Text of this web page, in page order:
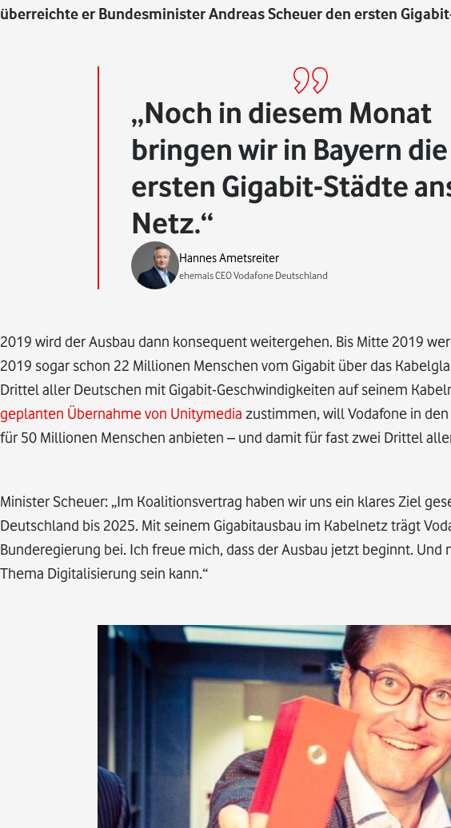
überreichte er Bundesminister Andreas Scheuer den ersten
Noch in diesem Monat
bringen wir in Bayern die
ersten Gigabit-Städte
Netz.
Hannes Ametsreiter
ehemals CEO Vodafone Deutschland
2019 wird der Ausbau dann konsequent weitergehen. Bis Mitte 2019
2019 sogar schon 22 Millionen Menschen vom Gigabit über das
Drittel aller Deutschen mit Gigabit-Geschwindigkeiten auf seinem
geplanten Übernahme von Unitymedia zustimmen, will Vodafone in
für 50 Millionen Menschen anbieten – und damit für fast zwei Drittel
Minister Scheuer: „Im Koalitionsvertrag haben wir uns ein klares Ziel
Deutschland bis 2025. Mit seinem Gigabitausbau im Kabelnetz trägt
Bunderegierung bei. Ich freue mich, dass der Ausbau jetzt beginnt.
Thema Digitalisierung sein kann.“